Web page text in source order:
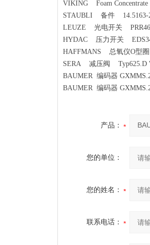
VIKING Foam
STAUBLI 备件 14.5163-
LEUZE 光电开关
HYDAC 压力开关
HAFFMANS 总氧仪O型
SERA 减压阀 Typ625.D
BAUMER 编码器
BAUMER 编码器
产品：
您的单位：
您的姓名：
联系电话：